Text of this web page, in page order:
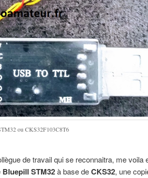
ou CKS32F103C8T6
de travail qui se reconnaitra, me voila
Bluepill STM32à base deCKS32, une